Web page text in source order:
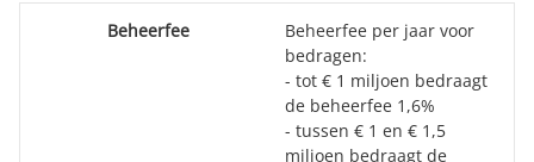
Beheerfee
Beheerfee per jaar voor
bedragen:
- tot € 1 miljoen bedraagt
de beheerfee 1,6%
- tussen € 1 en € 1,5
miljoen bedraagt de